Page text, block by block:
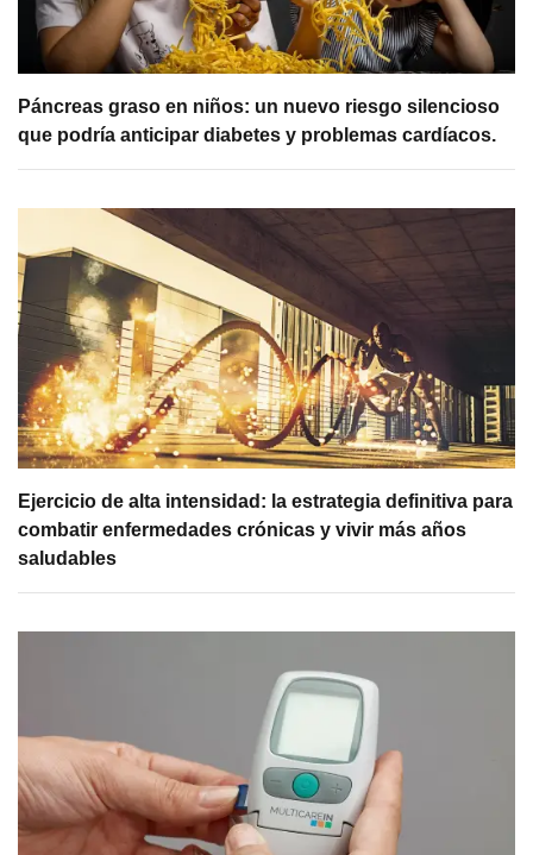
Páncreas graso en niños: un nuevo riesgo silencioso
que podría anticipar diabetes y problemas cardíacos.
Ejercicio de alta intensidad: la estrategia definitiva para
combatir enfermedades crónicas y vivir más años
saludables